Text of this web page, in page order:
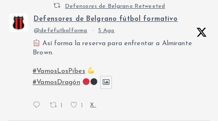
Defensores de Belgrano Retweeted
Defensores de Belgrano fútbol formativo
@defefutbolforma · 5 Ago
Así forma la reserva para enfrentar a Almirante
Brown.
#VamosLosPibes
#VamosDragón
1 1 X